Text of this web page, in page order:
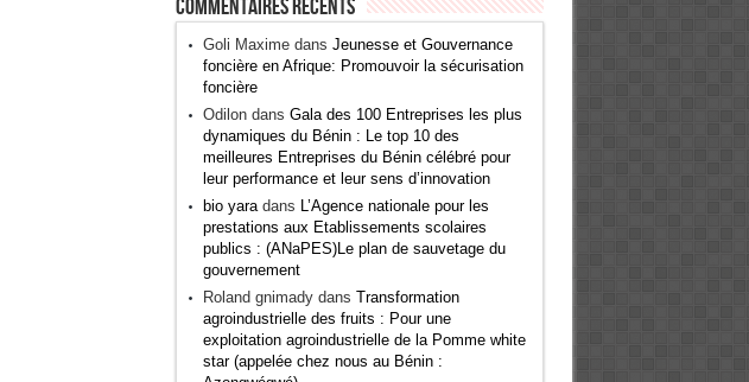
Commentaires récents
Goli Maximedans Jeunesse et Gouvernance
foncière en Afrique: Promouvoir la sécurisation
foncière
Odilondans Gala des 100 Entreprises les plus
dynamiques du Bénin : Le top 10 des
meilleures Entreprises du Bénin célébré pour
leur performance et leur sens d’innovation
bio yaradans L’Agence nationale pour les
prestations aux Etablissements scolaires
publics : (ANaPES)Le plan de sauvetage du
gouvernement
Roland gnimadydans Transformation
agroindustrielle des fruits : Pour une
exploitation agroindustrielle de la Pomme white
star (appelée chez nous au Bénin :